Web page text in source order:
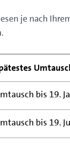
je nach
bis 19.
bis 19.